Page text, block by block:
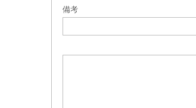
備考